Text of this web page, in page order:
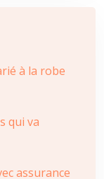
à la robe
qui va
assurance